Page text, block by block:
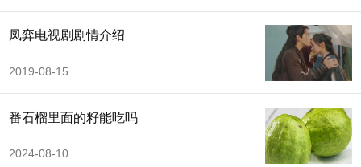
凤弈电视剧剧情介绍
2019-08-15
番石榴里面的籽能吃吗
2024-08-10